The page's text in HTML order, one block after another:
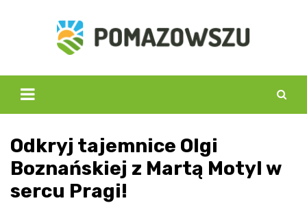
Odkryj tajemnice Olgi
Boznańskiej z Martą Motyl w
sercu Pragi!